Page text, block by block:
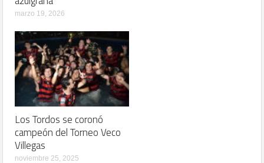
marzo 19, 2026
Los Tordos se coronó
campeón del Torneo Veco
Villegas
noviembre 25, 2025